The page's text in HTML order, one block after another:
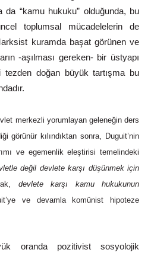
da “kamu hukuku” olduğunda, bu
toplumsal mücadelelerin de
kuramda başat görünen ve
-aşılması gereken- bir üstyapı
tezden doğan büyük tartışma bu
merkezli yorumlayan geleneğin ders
görünür kılındıktan sonra, Duguit’nin
ve egemenlik eleştirisi temelindeki
değil devlete karşı düşünmek için
devlete karşı kamu
hukukunun
ve devamla komünist hipoteze
oranda pozitivist sosyolojik